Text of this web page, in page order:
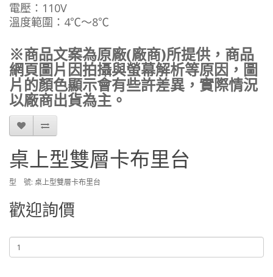
電壓：110V
溫度範圍：4℃～8℃
※商品文案為原廠(廠商)所提供，商品
網頁圖片因拍攝與螢幕解析等原因，圖
片的顏色顯示會有些許差異，實際情況
以廠商出貨為主。
桌上型雙層卡布里台
型 號: 桌上型雙層卡布里台
歡迎詢價